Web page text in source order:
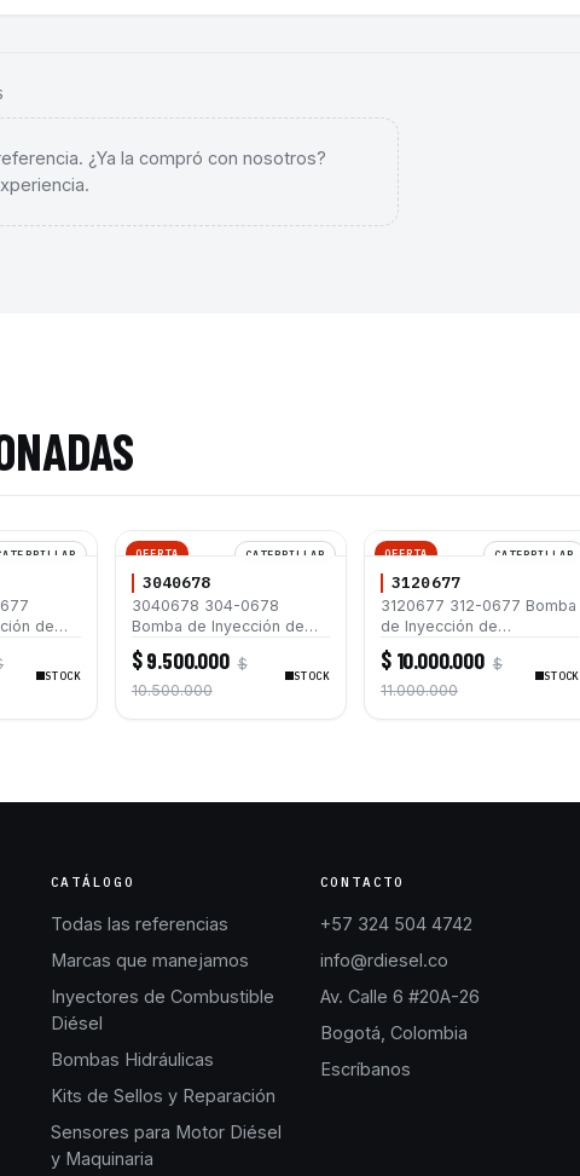
¿Ya la compró con nosotros?
de
Motores
L 330D
STOCK
OFERTA CATERPILLAR
3040678
3040678 304-0678
Bomba de Inyección de
Combustible para Motores
Caterpillar C9 Bulldozers
D6R D6T D7R
$ 9.500.000 $
10.500.000
STOCK
OFERTA CATERPILLAR
3120677
3120677 312-0677 Bomba
de Inyección de
Combustible para Motores
Caterpillar C7 C9
Excavadoras 325D L 330D
$ 10.000.000 $
11.000.000
STOCK
CATÁLOGO
Todas las referencias
Marcas que manejamos
Inyectores de Combustible
Diésel
Bombas Hidráulicas
Kits de Sellos y Reparación
Sensores para Motor Diésel
y Maquinaria
CONTACTO
+57 324 504 4742
info@rdiesel.co
Av. Calle 6 #20A-26
Bogotá, Colombia
Escríbanos